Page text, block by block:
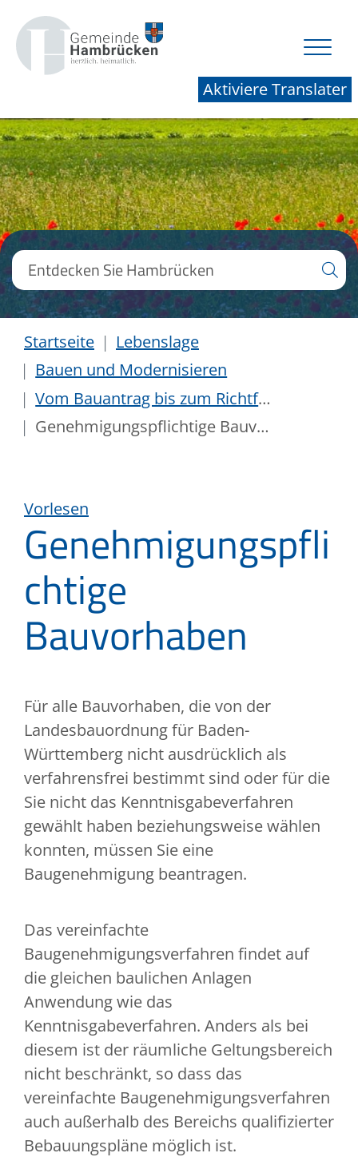
Aktiviere Translater
Startseite
Lebenslage
Bauen und Modernisieren
Vom Bauantrag bis zum Richtfest
Genehmigungspflichtige Bauvorhaben
Vorlesen
Genehmigungspfli
chtige
Bauvorhaben
Für alle Bauvorhaben, die von der
Landesbauordnung für Baden-
Württemberg nicht ausdrücklich als
verfahrensfrei bestimmt sind oder für die
Sie nicht das Kenntnisgabeverfahren
gewählt haben beziehungsweise wählen
konnten, müssen Sie eine
Baugenehmigung beantragen.
Das vereinfachte
Baugenehmigungsverfahren findet auf
die gleichen baulichen Anlagen
Anwendung wie das
Kenntnisgabeverfahren. Anders als bei
diesem ist der räumliche Geltungsbereich
nicht beschränkt, so dass das
vereinfachte Baugenehmigungsverfahren
auch außerhalb des Bereichs qualifizierter
Bebauungspläne möglich ist.